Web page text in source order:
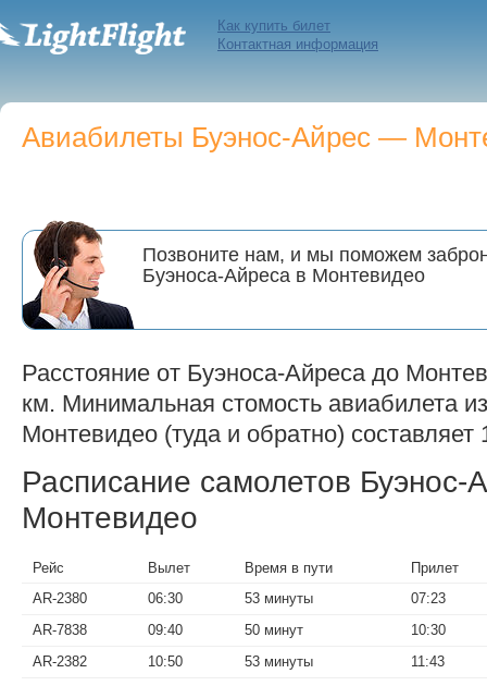
Как купить билет
Контактная информация
Авиабилеты Буэнос-Айрес —
Позвоните нам, и мы поможем
Буэноса-Айреса в Монтевидео
Расстояние от Буэноса-Айреса до
км. Минимальная стомость авиабилета
Монтевидео (туда и обратно) составляет
Расписание самолетов
Монтевидео
Рейс Вылет Время в пути
Прилет
AR-2380
06:30 53 минуты
07:23
AR-7838
09:40 50 минут
10:30
AR-2382
10:50 53 минуты 11:43